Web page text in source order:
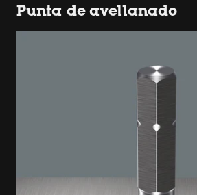
Punta de avellanado